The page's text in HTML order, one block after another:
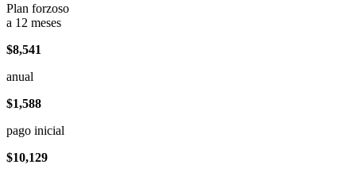
Plan forzoso
a 12 meses
$8,541
anual
$1,588
pago inicial
$10,129